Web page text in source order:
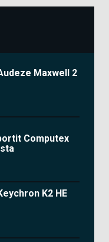
Maxwell 2
Computex
K2 HE